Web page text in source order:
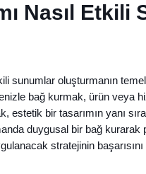
Nasıl Etkili
sunumlar oluşturmanın
bağ kurmak, ürün veya
estetik bir tasarımın yanı
duygusal bir bağ kurarak
stratejinin